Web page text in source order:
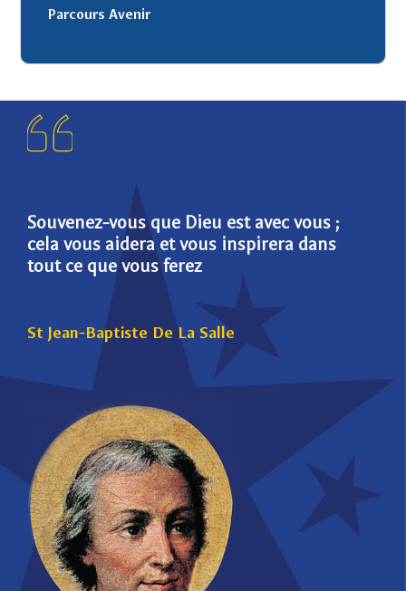
Parcours Avenir
Souvenez-vous que Dieu est avec vous ;
cela vous aidera et vous inspirera dans
tout ce que vous ferez
St Jean-Baptiste De La Salle